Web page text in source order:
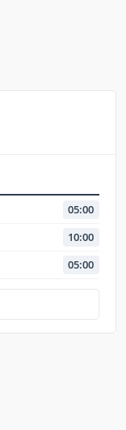
05:00
10:00
05:00